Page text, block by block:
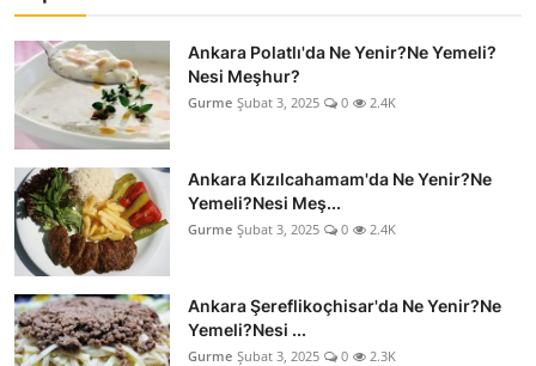
Ankara Polatlı'da Ne Yenir?Ne Yemeli?
Nesi Meşhur?
Gurme Şubat 3, 2025 0 2.4K
Ankara Kızılcahamam'da Ne Yenir?Ne
Yemeli?Nesi Meş...
Gurme Şubat 3, 2025 0 2.4K
Ankara Şereflikoçhisar'da Ne Yenir?Ne
Yemeli?Nesi ...
Gurme Şubat 3, 2025 0 2.3K